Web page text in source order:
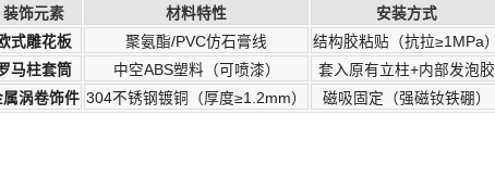
装饰元素 材料特性 安装方式
式雕花板
聚氨酯/PVC仿石膏线 结构胶粘贴（抗拉≥1MPa）
马柱套筒
中空ABS塑料（可喷漆） 套入原有立柱+内部发泡胶
属涡卷饰件 304不锈钢镀铜（厚度≥1.2mm） 磁吸固定（强磁钕铁硼）